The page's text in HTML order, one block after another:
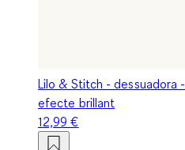
Lilo & Stitch - dessuadora -
efecte brillant
12,99 €